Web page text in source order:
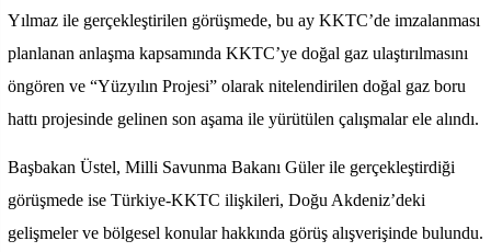
Yılmaz ile gerçekleştirilen görüşmede, bu ay KKTC’de imzalanması
planlanan anlaşma kapsamında KKTC’ye doğal gaz ulaştırılmasını
öngören ve “Yüzyılın Projesi” olarak nitelendirilen doğal gaz boru
hattı projesinde gelinen son aşama ile yürütülen çalışmalar ele alındı.
Başbakan Üstel, Milli Savunma Bakanı Güler ile gerçekleştirdiği
görüşmede ise Türkiye-KKTC ilişkileri, Doğu Akdeniz’deki
gelişmeler ve bölgesel konular hakkında görüş alışverişinde bulundu.